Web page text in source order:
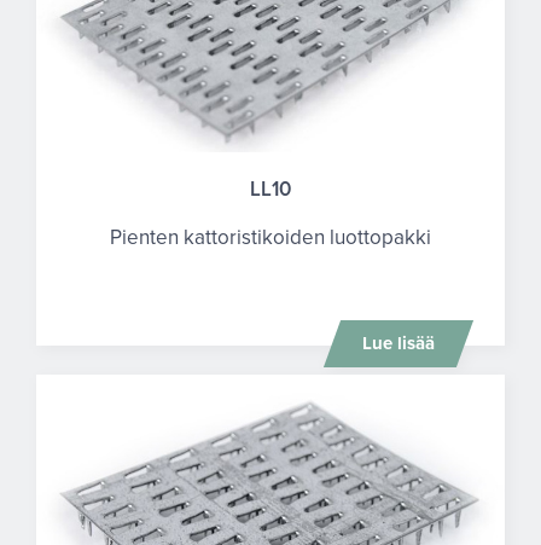
LL10
Pienten kattoristikoiden luottopakki
Lue lisää